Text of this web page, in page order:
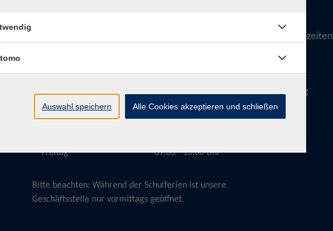
Dienstag
Freitag
15:30 - 17:30 Uhr
09:00 - 13:00 Uhr
Bitte beachten: Während der Schulferien ist unsere
Geschäftsstelle nur vormittags geöffnet.
Telefonzeiten
Dienstag
Auswahl speichern Alle Cookies akzeptieren und schließen